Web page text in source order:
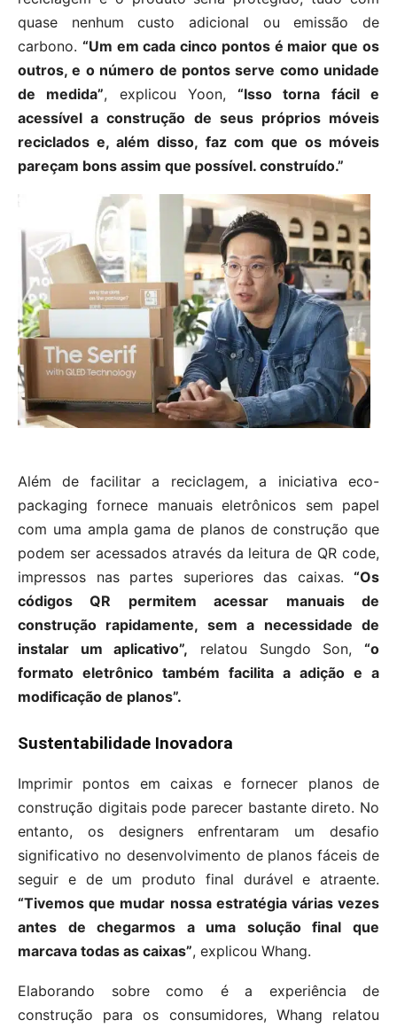
quase nenhum custo adicional ou emissão de
carbono. “Um em cada cinco pontos é maior que os
outros, e o número de pontos serve como unidade
de medida”, explicou Yoon,“Isso torna fácil e
acessível a construção de seus próprios móveis
reciclados e, além disso, faz com que os móveis
pareçam bons assim que possível. construído.”
Além de facilitar a reciclagem, a iniciativa eco-
packaging fornece manuais eletrônicos sem papel
com uma ampla gama de planos de construção que
podem ser acessados ​​através da leitura de QR code,
impressos nas partes superiores das caixas. “Os
códigos QR permitem acessar manuais de
construção rapidamente, sem a necessidade de
instalar um aplicativo”, relatou Sungdo Son,“o
formato eletrônico também facilita a adição e a
modificação de planos”.
Sustentabilidade Inovadora
Imprimir pontos em caixas e fornecer planos de
construção digitais pode parecer bastante direto. No
entanto, os designers enfrentaram um desafio
significativo no desenvolvimento de planos fáceis de
seguir e de um produto final durável e atraente.
“Tivemos que mudar nossa estratégia várias vezes
antes de chegarmos a uma solução final que
marcava todas as caixas”, explicou Whang.
Elaborando sobre como é a experiência de
construção para os consumidores, Whang relatou